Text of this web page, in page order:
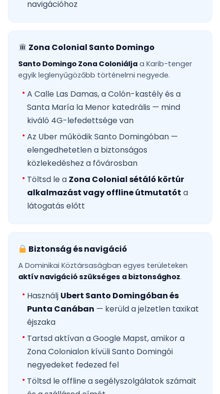
navigációhoz
Zona Colonial Santo Domingo
Santo Domingo Zona Coloniálja a Karib-tenger
egyik leglenyűgözőbb történelmi negyede.
A Calle Las Damas, a Colón-kastély és a
Santa María la Menor katedrális — mind
kiváló 4G-lefedettsége van
Az Uber működik Santo Domingóban —
elengedhetetlen a biztonságos
közlekedéshez a fővárosban
Töltsd le a Zona Colonial sétáló körtúr
alkalmazást vagy offline útmutatót a
látogatás előtt
Biztonság és navigáció
A Dominikai Köztársaságban egyes területeken
aktív navigáció szükséges a biztonsághoz.
Használj Ubert Santo Domingóban és
Punta Canában — kerüld a jelzetlen taxikat
éjszaka
Tartsd aktívan a Google Mapst, amikor a
Zona Colonialon kívüli Santo Domingói
negyedeket fedezed fel
Töltsd le offline a segélyszolgálatok számait